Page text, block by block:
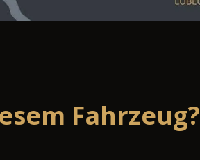
Fahrzeug?